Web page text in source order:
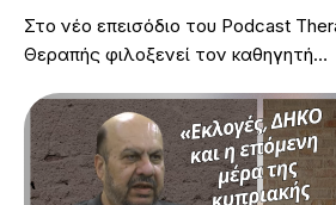
Στο νέο επεισόδιο του Podcast
Θεραπής φιλοξενεί τον καθηγητή…